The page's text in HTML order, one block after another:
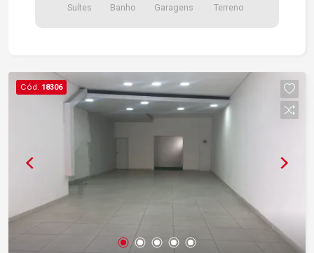
Suítes Banho Garagens Terreno
Cód. 18306